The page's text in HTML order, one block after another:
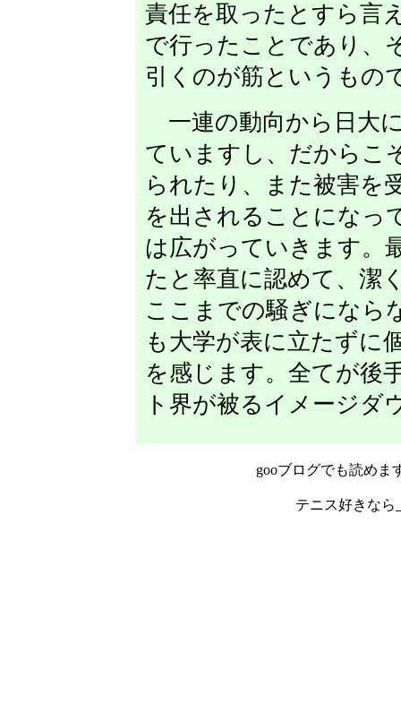
責任を取ったとすら言
で行ったことであり、
引くのが筋というもの
一連の動向から日大
ていますし、だからこ
られたり、また被害を
を出されることになっ
は広がっていきます。
たと率直に認めて、潔
ここまでの騒ぎになら
も大学が表に立たずに
を感じます。全てが後
ト界が被るイメージダ
gooブログでも読めま
テニス好きなら